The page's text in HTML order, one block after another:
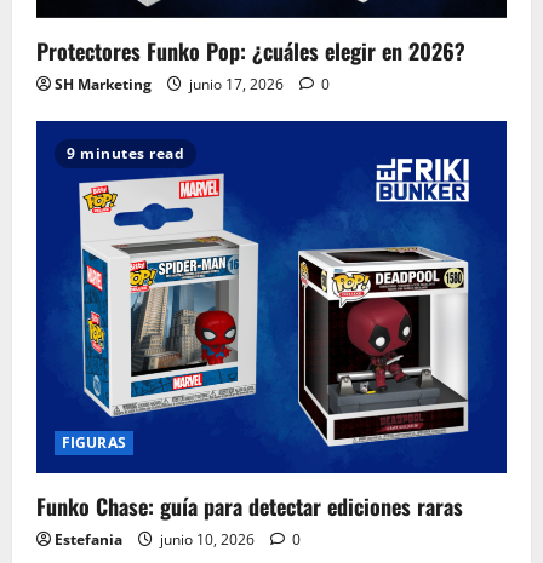
Protectores Funko Pop: ¿cuáles elegir en 2026?
SH Marketing junio 17, 2026 0
9 minutes read
FIGURAS
Funko Chase: guía para detectar ediciones raras
Estefania junio 10, 2026 0